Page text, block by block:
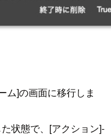
ム]の画面に移行しま
状態で、[アクション]-